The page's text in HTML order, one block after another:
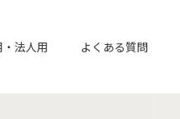
法人用 よくある質問